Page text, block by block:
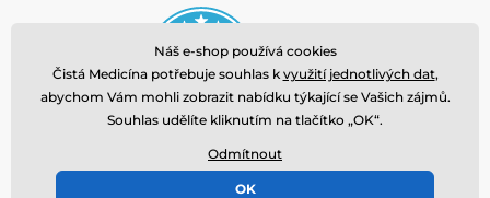
© 2026 www.cistamedicina.cz ⦁ E-shop vytvořila
Náš e-shop používá cookies
Čistá Medicína potřebuje souhlas k využití jednotlivých dat,
abychom Vám mohli zobrazit nabídku týkající se Vašich zájmů.
Souhlas udělíte kliknutím na tlačítko „OK“.
Odmítnout
OK